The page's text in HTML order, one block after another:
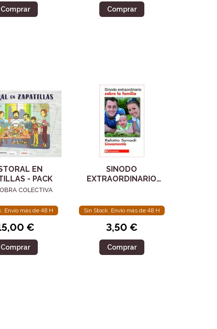
Comprar Comprar
EN
- PACK
COLECTIVA
Envío más de 48 H
€
Comprar
SINODO
EXTRAORDINARIO
SYNODI. LINEAMENTA
Sin Stock. Envío más de 48 H
3,50 €
Comprar